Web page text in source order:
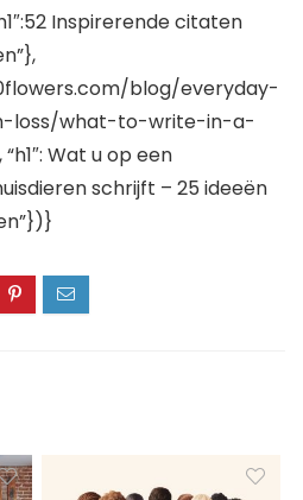
Inspirerende citaten
blog/everyday-
loss/what-to-write-in-a-
Wat u op een
schrijft – 25 ideeën